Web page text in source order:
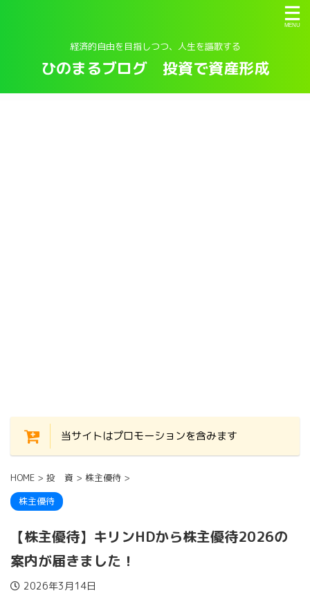
経済的自由を目指しつつ、人生を謳歌する
ひのまるブログ 投資で資産形成
当サイトはプロモーションを含みます
HOME > 投 資 > 株主優待 >
株主優待
【株主優待】キリンHDから株主優待2026の
案内が届きました！
2026年3月14日